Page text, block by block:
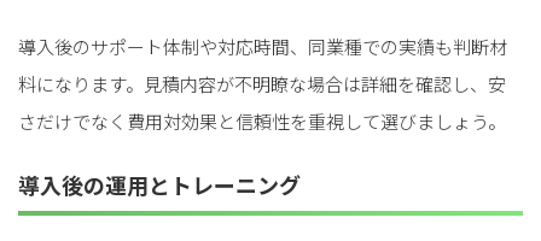
導入後のサポート体制や対応時間、同業種での実績も判断材
料になります。見積内容が不明瞭な場合は詳細を確認し、安
さだけでなく費用対効果と信頼性を重視して選びましょう。
導入後の運用とトレーニング